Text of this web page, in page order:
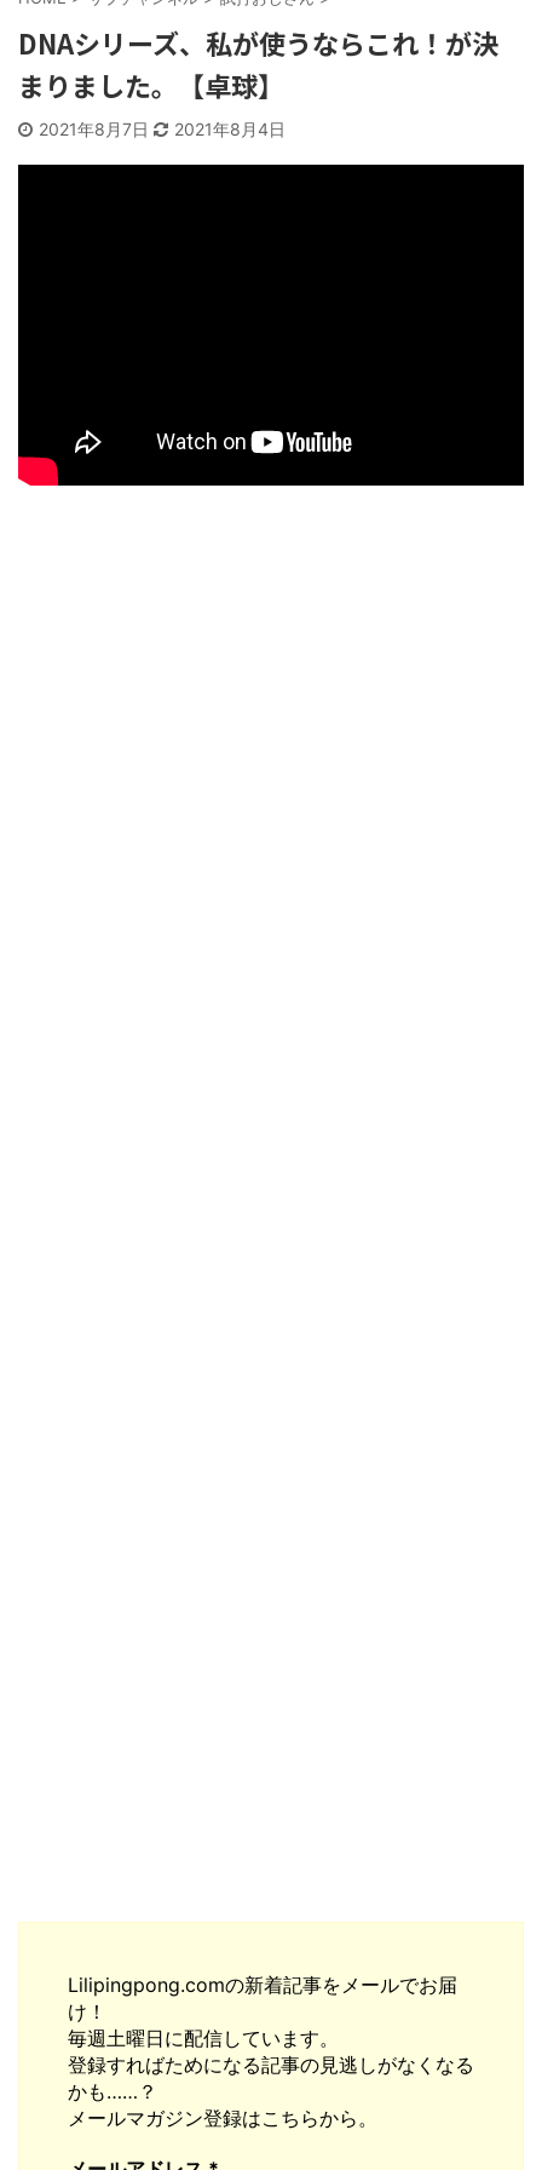
DNAシリーズ、私が使うならこれ！が決
まりました。【卓球】
2021年8月7日 2021年8月4日
Lilipingpong.comの新着記事をメールでお届
け！
毎週土曜日に配信しています。
登録すればためになる記事の見逃しがなくなる
かも……？
メールマガジン登録はこちらから。